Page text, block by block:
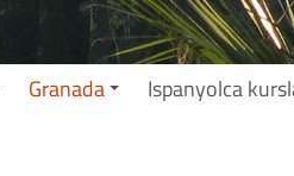
Granada Ispanyolca